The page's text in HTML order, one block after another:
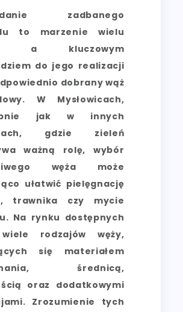
zadbanego
to marzenie wielu
a kluczowym
do jego realizacji
dobrany wąż
W Mysłowicach,
jak w innych
gdzie zieleń
ważną rolę, wybór
węża może
ułatwić pielęgnację
trawnika czy mycie
Na rynku dostępnych
rodzajów węży,
się materiałem
średnicą,
oraz dodatkowymi
Zrozumienie tych